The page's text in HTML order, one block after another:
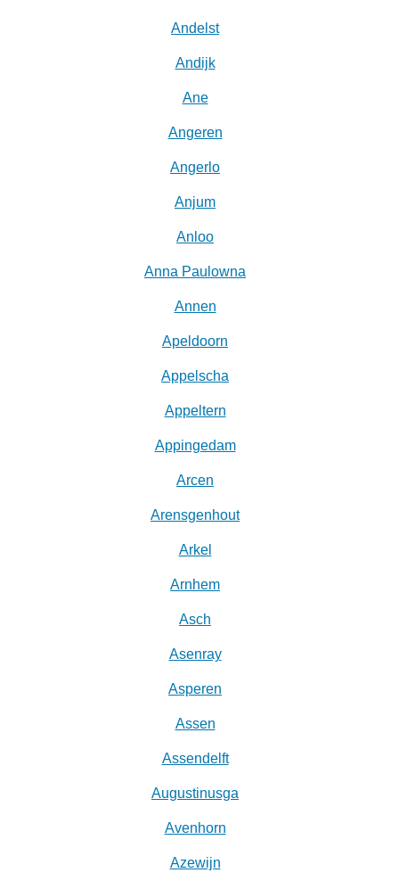
Andelst
Andijk
Ane
Angeren
Angerlo
Anjum
Anloo
Anna Paulowna
Annen
Apeldoorn
Appelscha
Appeltern
Appingedam
Arcen
Arensgenhout
Arkel
Arnhem
Asch
Asenray
Asperen
Assen
Assendelft
Augustinusga
Avenhorn
Azewijn